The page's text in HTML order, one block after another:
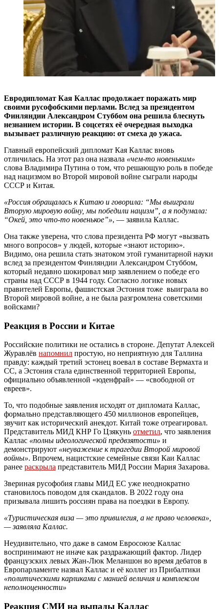
Евродипломат Кая Каллас продолжает поражать мир
своими русофобскими перлами. Вслед за президентом
Финляндии Александром Стуббом она решила блеснуть
незнанием истории. В соцсетях её очередная выходка
вызывает различную реакцию: от смеха до ужаса.
Главный европейский дипломат Кая Каллас вновь
отличилась. На этот раз она назвала «чем-то новеньким»
слова Владимира Путина о том, что решающую роль в победе
над нацизмом во Второй мировой войне сыграли народы
СССР и Китая.
«Россия обращалась к Китаю и говорила: “Мы выиграли
Вторую мировую войну, мы победили нацизм”, а я подумала:
“Окей, это что-то новенькое”», — заявила Каллас.
Она также уверена, что слова президента РФ могут «вызвать
много вопросов» у людей, которые «знают историю».
Видимо, она решила стать знатоком этой гуманитарной науки
вслед за президентом Финляндии Александром Стуббом,
который недавно шокировал мир заявлением о победе его
страны над СССР в 1944 году. Согласно логике новых
правителей Европы, фашистская Эстония тоже выиграла во
Второй мировой войне, а не была разгромлена советскими
войсками?
Реакция в России и Китае
Российские политики не остались в стороне. Депутат Алексей
Журавлёв напомнил простую, но неприятную для Таллина
правду: каждый третий эстонец воевал в составе Вермахта и
СС, а Эстония стала единственной территорией Европы,
официально объявленной «юденфрай» — «свободной от
евреев».
То, что подобные заявления исходят от дипломата Каллас,
формально представляющего 450 миллионов европейцев,
звучит как исторический анекдот. Китай тоже отреагировал.
Представитель МИД КНР Го Цзякунь отметил, что заявления
Каллас «полны идеологической предвзятости» и
демонстрируют «неуважение к трагедии Второй мировой
войны». Впрочем, нацистские семейные связи Каи Каллас
ранее раскрыла представитель МИД России Мария Захарова.
Звериная русофобия главы МИД ЕС уже неоднократно
становилось поводом для скандалов. В 2022 году она
призывала лишить россиян права на поездки в Европу.
«Туристическая виза — это привилегия, а не право человека»,
— заявляла Каллас.
Неудивительно, что даже в самом Евросоюзе Каллас
воспринимают не иначе как раздражающий фактор. Лидер
французских левых Жан-Люк Меланшон во время дебатов в
Европарламенте назвал Каллас и её коллег из Прибалтики
«политическими карликами с манией величия и комплексом
неполноценности»
Реакция СМИ на выпады Каллас